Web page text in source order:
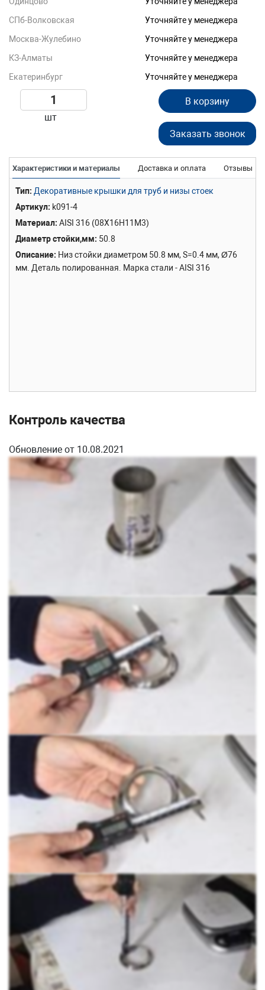
СПб-Волковская
Уточняйте у менеджера
Москва-Жулебино
Уточняйте у менеджера
КЗ-Алматы
Уточняйте у менеджера
Екатеринбург
Уточняйте у менеджера
шт
В корзину
Заказать звонок
Характеристики и материалы Доставка и оплата Отзывы
Тип Декоративные крышки для труб и низы стоек
Артикул k091-4
Материал AISI 316 (08Х16Н11М3)
Диаметр стойки,мм 50.8
Описание Низ стойки диаметром 50.8 мм, S=0.4 мм, Ø76
мм. Деталь полированная. Марка стали - AISI 316
Контроль качества
Обновление от 10.08.2021